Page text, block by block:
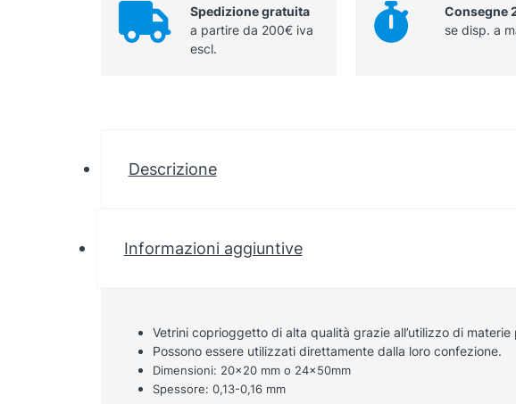
Spedizione gratuita
a partire da 200€ iva
escl.
Consegne
se disp. a
Descrizione
Informazioni aggiuntive
Vetrini coprioggetto di alta qualità grazie all’utilizzo di
Possono essere utilizzati direttamente dalla loro confezione.
Dimensioni: 20×20 mm o 24x50mm
Spessore: 0,13-0,16 mm